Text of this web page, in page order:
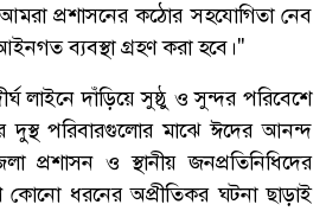
প্রশাসনের কঠোর সহযোগিতা নেব
ব্যবস্থা গ্রহণ করা হবে।"
লাইনে দাঁড়িয়ে সুষ্ঠু ও সুন্দর পরিবেশে
দুস্থ পরিবারগুলোর মাঝে ঈদের আনন্দ
প্রশাসন ও স্থানীয় জনপ্রতিনিধিদের
ধরনের অপ্রীতিকর ঘটনা ছাড়াই